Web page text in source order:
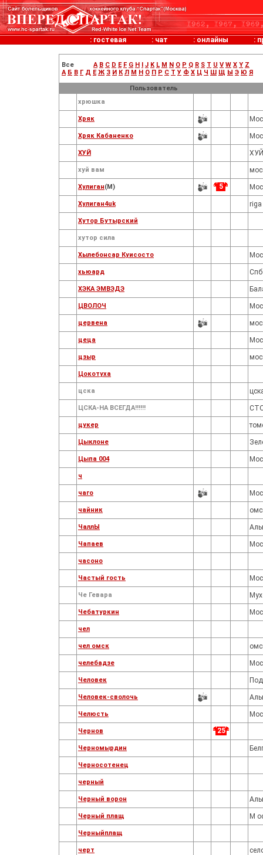
: гостевая : чат : онлайны :
Все A B C D E F G H I J K L M N O P Q R S T U V W X Y Z
А Б В Г Д Е Ж З И К Л М Н О П Р С Т У Ф Х Ц Ч Ш Щ Ы Э Ю Я
Пользователь
хрюшка
Хряк
Хряк Кабаненко
ХУЙ
хуй вам
Хулиган(M) 5
Хулиган4uk riga
Хутор Бутырский
хутор сила
Хылебонсар Куисосто
хьюард Спб
ХЭКА ЭМВЭДЭ
ЦВОЛОЧ
цервена
цеца
цзыр
Цокотуха
цска
ЦСКА-НА ВСЕГДА!!!!!!
цукер
Цыклоне
Цыпа 004
ч
чаго
чайник
ЧаллЫ
Чапаев
часоно
Частый гость
Че Гевара
Чебатуркин
чел
чел омск
челебадзе
Человек
Человек-сволочь
Челюсть
Чернов 25
Черномырдин
Черносотенец
черный
Черный ворон
Черный плащ М
Черныйплащ
черт